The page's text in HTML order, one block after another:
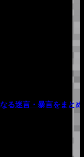
る迷言・暴言をまと